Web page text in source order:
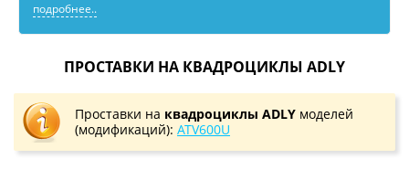
подробнее..
ПРОСТАВКИ НА КВАДРОЦИКЛЫ ADLY
Проставки на квадроциклы ADLY моделей
(модификаций): ATV600U